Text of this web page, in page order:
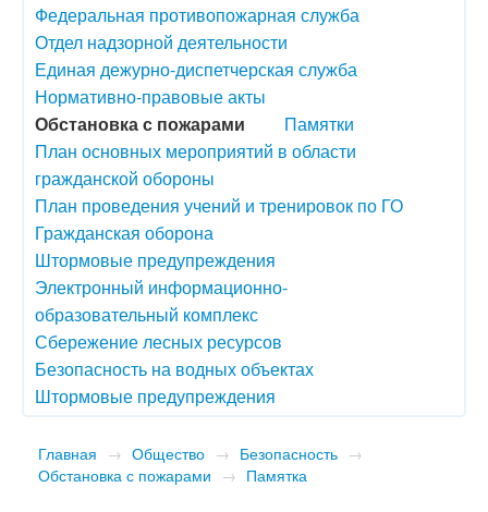
Федеральная противопожарная служба
Отдел надзорной деятельности
Единая дежурно-диспетчерская служба
Нормативно-правовые акты
Обстановка с пожарами
Памятки
План основных мероприятий в области
гражданской обороны
План проведения учений и тренировок по ГО
Гражданская оборона
Штормовые предупреждения
Электронный информационно-
образовательный комплекс
Сбережение лесных ресурсов
Безопасность на водных объектах
Штормовые предупреждения
Главная → Общество → Безопасность →
Обстановка с пожарами → Памятка